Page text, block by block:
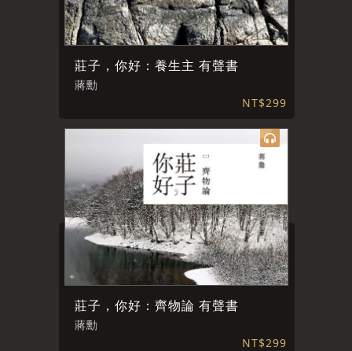
莊子，你好：養生主 有聲書
蔣勳
NT$299
莊子，你好：齊物論 有聲書
蔣勳
NT$299